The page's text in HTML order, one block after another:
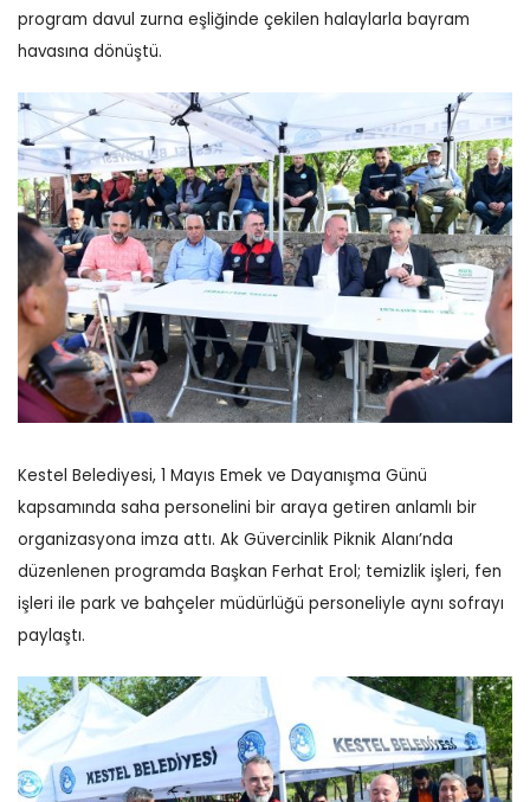
program davul zurna eşliğinde çekilen halaylarla bayram
havasına dönüştü.
Kestel Belediyesi, 1 Mayıs Emek ve Dayanışma Günü
kapsamında saha personelini bir araya getiren anlamlı bir
organizasyona imza attı. Ak Güvercinlik Piknik Alanı’nda
düzenlenen programda Başkan Ferhat Erol; temizlik işleri, fen
işleri ile park ve bahçeler müdürlüğü personeliyle aynı sofrayı
paylaştı.